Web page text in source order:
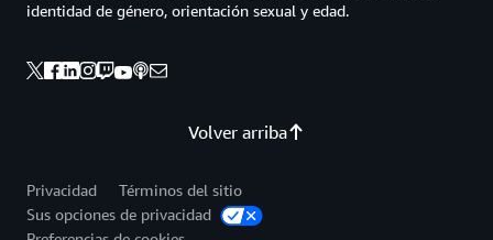
Volver arriba
identidad de género, orientación sexual y edad.
Privacidad
Términos del sitio
Sus opciones de privacidad